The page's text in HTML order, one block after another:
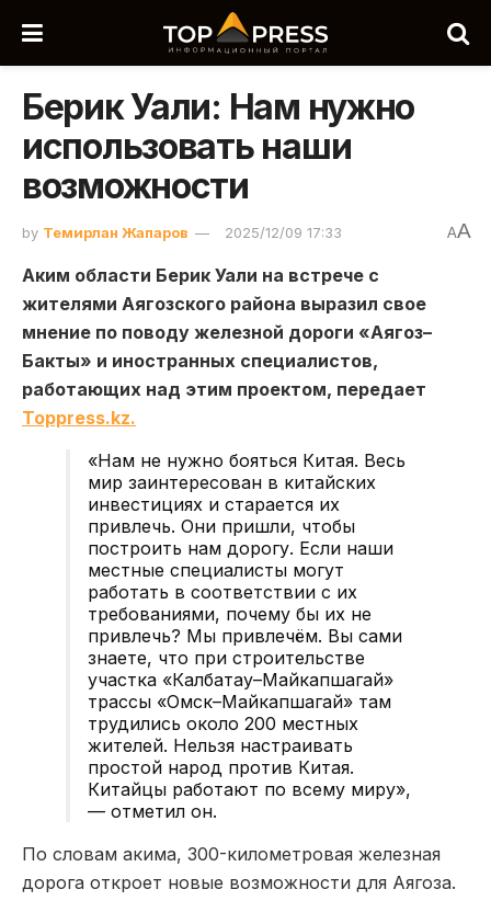
Берик Уали: Нам нужно
использовать наши
возможности
by Темирлан Жапаров 2025/12/09 17:33 AA
Аким области Берик Уали на встрече с
жителями Аягозского района выразил свое
мнение по поводу железной дороги «Аягоз–
Бакты» и иностранных специалистов,
работающих над этим проектом, передает
Toppress.kz.
«Нам не нужно бояться Китая. Весь
мир заинтересован в китайских
инвестициях и старается их
привлечь. Они пришли, чтобы
построить нам дорогу. Если наши
местные специалисты могут
работать в соответствии с их
требованиями, почему бы их не
привлечь? Мы привлечём. Вы сами
знаете, что при строительстве
участка «Калбатау–Майкапшагай»
трассы «Омск–Майкапшагай» там
трудились около 200 местных
жителей. Нельзя настраивать
простой народ против Китая.
Китайцы работают по всему миру»,
— отметил он.
По словам акима, 300-километровая железная
дорога откроет новые возможности для Аягоза.